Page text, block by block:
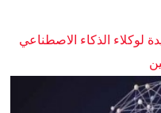
لوكلاء الذكاء الاصطناعي